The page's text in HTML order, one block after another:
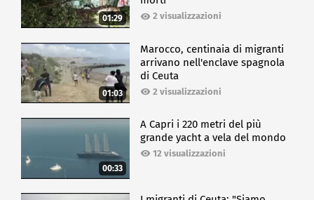
01:29 2 visualizzazioni
01:03
Marocco, centinaia di migranti
arrivano nell'enclave spagnola
di Ceuta
2 visualizzazioni
00:33
A Capri i 220 metri del più
grande yacht a vela del mondo
12 visualizzazioni